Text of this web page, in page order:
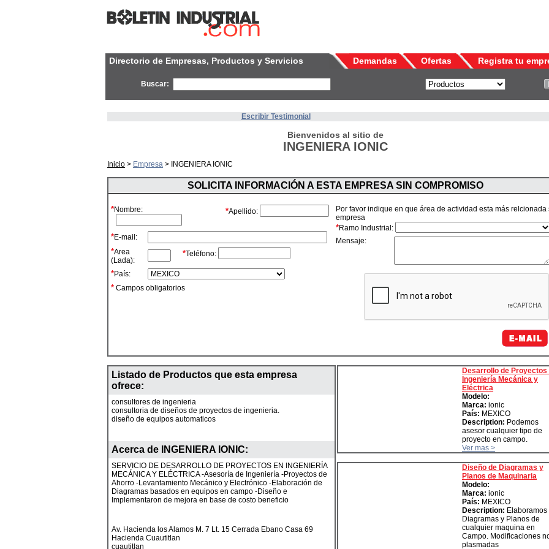
Directorio de Empresas, Productos y Servicios Demandas Ofertas Registra tu
Buscar:
Escribir Testimonial
Bienvenidos al sitio de
INGENIERA IONIC
Inicio > Empresa > INGENIERA IONIC
SOLICITA INFORMACIÓN A ESTA EMPRESA SIN COMPROMISO
*Nombre: *Apellido:
*E-mail:
*Area
(Lada):
*Teléfono:
*País:
* Campos obligatorios
Por favor indique en que área de actividad esta más relcionada
empresa
*Ramo Industrial:
Mensaje:
Listado de Productos que esta empresa
ofrece:
consultores de ingenieria
consultoria de diseños de proyectos de ingenieria.
diseño de equipos automaticos
Acerca de INGENIERA IONIC:
SERVICIO DE DESARROLLO DE PROYECTOS EN INGENIERÍA
MECÁNICA Y ELÉCTRICA -Asesoría de Ingeniería -Proyectos de
Ahorro -Levantamiento Mecánico y Electrónico -Elaboración de
Diagramas basados en equipos en campo -Diseño e
Implementaron de mejora en base de costo beneficio
Av. Hacienda los Alamos M. 7 Lt. 15 Cerrada Ebano Casa 69
Hacienda Cuautitlan
cuautitlan
Desarrollo de Proyectos
Ingeniería Mecánica y
Eléctrica
Modelo:
Marca: ionic
País: MEXICO
Description: Podemos
asesor cualquier tipo de
proyecto en campo.
Ver mas >
Diseño de Diagramas y
Planos de Maquinaria
Modelo:
Marca: ionic
País: MEXICO
Description: Elaboramos
Diagramas y Planos de
cualquier maquina en
Campo. Modificaciones
plasmadas